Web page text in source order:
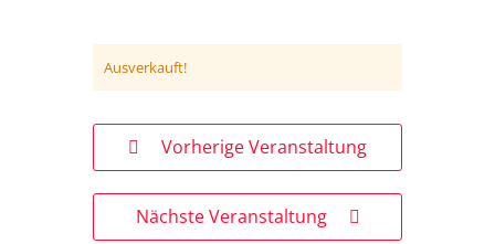
Ausverkauft!
Vorherige Veranstaltung
Nächste Veranstaltung